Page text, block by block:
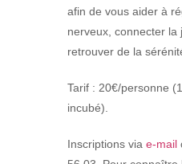
afin de vous aider à
nerveux, connecter la
retrouver de la
Tarif : 20€/personne
incubé).
Inscriptions via e-mail